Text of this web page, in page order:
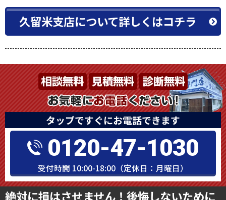
久留米支店について詳しくはコチラ
タップですぐにお電話できます
0120-47-1030
受付時間 10:00-18:00（定休日：月曜日）
絶対に損はさせません！後悔しないために